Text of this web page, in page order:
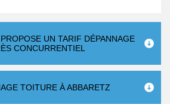
UN TARIF DÉPANNAGE
CONCURRENTIEL
TOITURE À ABBARETZ